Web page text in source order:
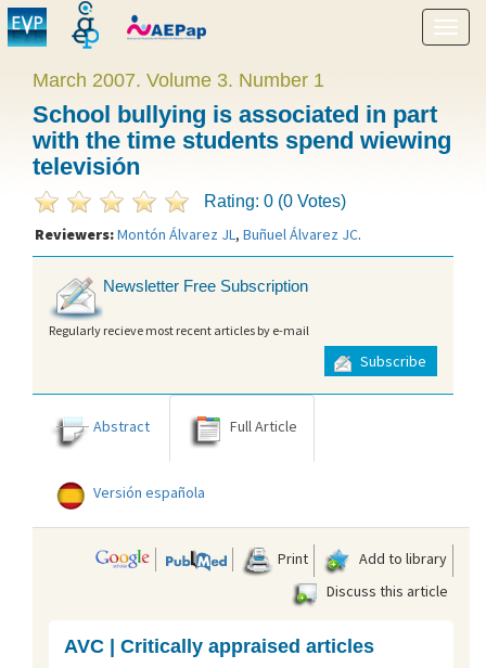
Show
menu
March 2007. Volume 3. Number 1
School bullying is associated in part
with the time students spend wiewing
televisión
Rating: 0 (0 Votes)
Reviewers:Montón Álvarez JL, Buñuel Álvarez JC.
Newsletter Free Subscription
Regularly recieve most recent articles by e-mail
Subscribe
Abstract Full Article
Versión española
Print
Add to library
Discuss this article
AVC | Critically appraised articles